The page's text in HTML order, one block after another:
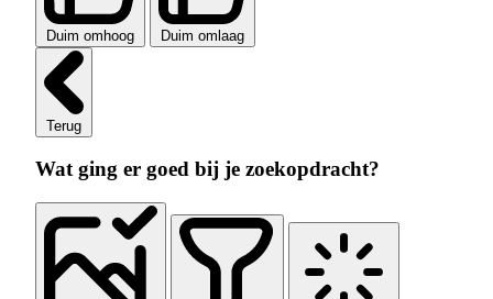
Duim omhoog Duim omlaag
Terug
Wat ging er goed bij je zoekopdracht?